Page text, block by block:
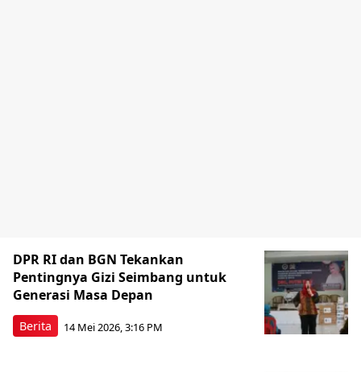
Berita
DPR RI dan BGN Tekankan
Pentingnya Gizi Seimbang untuk
Generasi Masa Depan
14 Mei 2026, 3:16 PM